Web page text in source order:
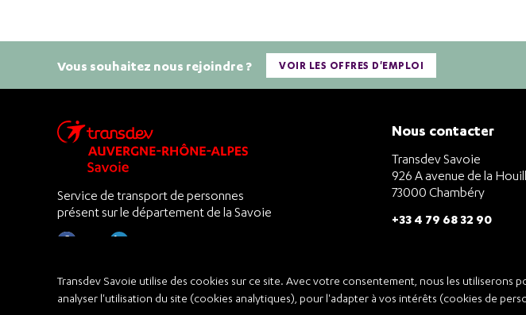
Vous souhaitez nous rejoindre ? VOIR LES OFFRES D'EMPLOI
Service de transport de personnes
présent sur le département de la Savoie
Nous contacter
Transdev Savoie
926 A avenue de la
73000 Chambéry
+33 4 79 68 32 90
Mentions légales Conditions Générales Protection des Données à Caractère
Transdev Savoie utilise des cookies sur ce site. Avec votre consentement, nous les utiliserons
analyser l'utilisation du site (cookies analytiques), pour l'adapter à vos intérêts (cookies de